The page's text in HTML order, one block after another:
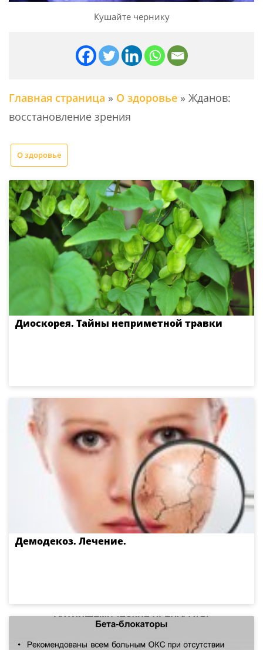
Кушайте чернику
Главная страница » О здоровье » Жданов:
восстановление зрения
О здоровье
Диоскорея. Тайны неприметной травки
Демодекоз. Лечение.